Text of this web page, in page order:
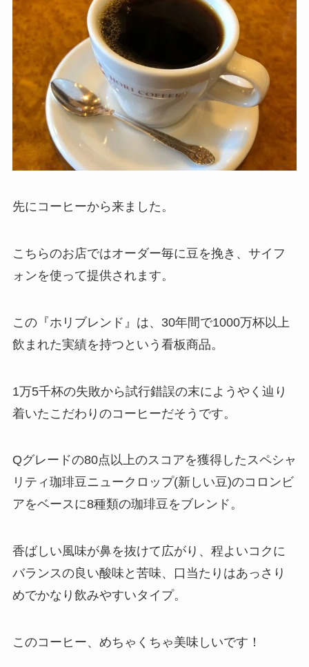
先にコーヒーから来ました。
こちらのお店ではオーダー毎に豆を挽き、サイフ
ォンを使って提供されます。
この『ホリブレンド』は、30年間で1000万杯以上
飲まれた実績を持つという看板商品。
1万5千杯の失敗から試行錯誤の末にようやく辿り
着いたこだわりのコーヒーだそうです。
Qグレードの80点以上のスコアを獲得したスペシャ
リティ珈琲豆ニュークロップ(新しい豆)のコロンビ
アをベースに8種類の珈琲豆をブレンド。
香ばしい風味が鼻を抜けて広がり、程よいコクに
バランスの良い酸味と苦味、口当たりはあっさり
めでかなり飲みやすいタイプ。
このコーヒー、めちゃくちゃ美味しいです！